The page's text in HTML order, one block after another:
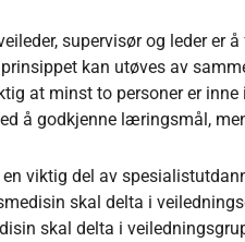
supervisør og leder er
kan utøves av
at minst to personer er
å godkjenne læringsmål,
viktig del av
skal delta i
skal delta i